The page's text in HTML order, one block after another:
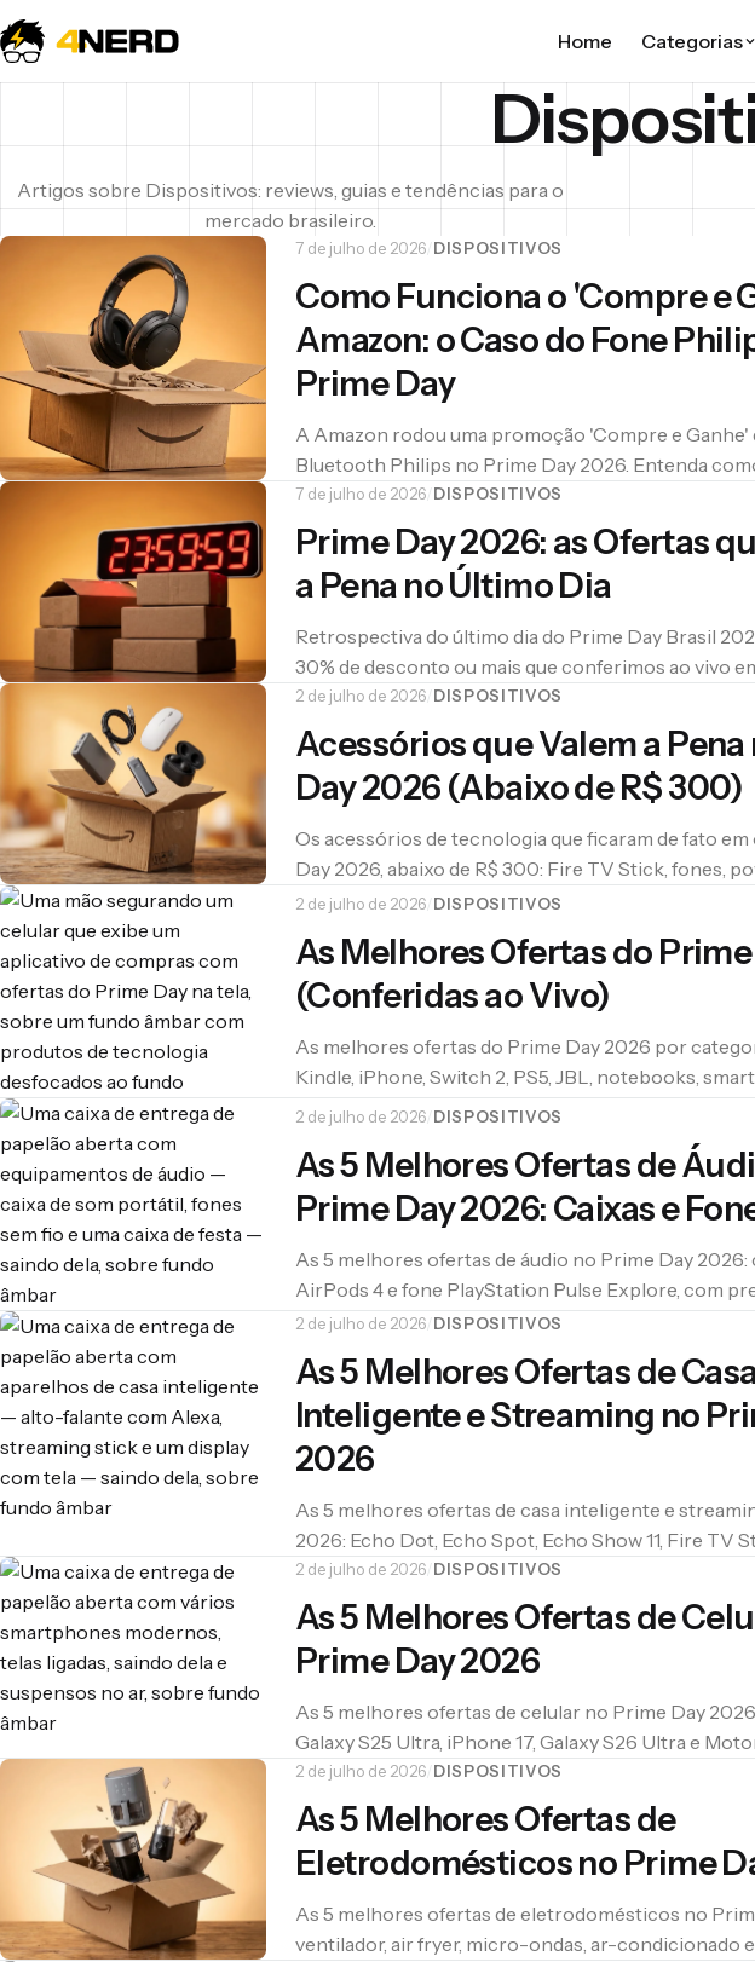
Home Categorias
Não sabe por onde começar?
Explore os reviews testados e os guias
de tecnologia mais lidos do 4nerd.
Explorar tudo →
CONTEÚDO
e
Testes
contras.
Artigos sobre Dispositivos: reviews, guias e tendências para o
mercado brasileiro.
7 de julho de 2026 DISPOSITIVOS
Como Funciona o 'Compre e
Amazon: o Caso do Fone
Prime Day
A Amazon rodou uma promoção 'Compre e Ganhe'
Bluetooth Philips no Prime Day 2026. Entenda
funciona para aproveitar da próxima vez que
7 de julho de 2026 DISPOSITIVOS
Prime Day 2026: as Ofertas
a Pena no Último Dia
Retrospectiva do último dia do Prime Day Brasil
30% de desconto ou mais que conferimos ao vivo
computadores, tablets e TVs.
2 de julho de 2026 DISPOSITIVOS
Acessórios que Valem a
Day 2026 (Abaixo de R$ 300)
Os acessórios de tecnologia que ficaram de fato
Day 2026, abaixo de R$ 300: Fire TV Stick, fones,
Echo Dot e mais.
2 de julho de 2026 DISPOSITIVOS
As Melhores Ofertas do
(Conferidas ao Vivo)
As melhores ofertas do Prime Day 2026 por
Kindle, iPhone, Switch 2, PS5, JBL, notebooks,
eletrodomésticos com preço real.
2 de julho de 2026 DISPOSITIVOS
As 5 Melhores Ofertas de
Prime Day 2026: Caixas e
As 5 melhores ofertas de áudio no Prime Day 2026:
AirPods 4 e fone PlayStation Pulse Explore, com
honesta.
2 de julho de 2026 DISPOSITIVOS
As 5 Melhores Ofertas de
Inteligente e Streaming no
2026
As 5 melhores ofertas de casa inteligente e
2026: Echo Dot, Echo Spot, Echo Show 11, Fire TV
preço real e análise.
2 de julho de 2026 DISPOSITIVOS
As 5 Melhores Ofertas de
Prime Day 2026
As 5 melhores ofertas de celular no Prime Day
Galaxy S25 Ultra, iPhone 17, Galaxy S26 Ultra e
preço real e análise.
2 de julho de 2026 DISPOSITIVOS
As 5 Melhores Ofertas de
Eletrodomésticos no Prime
As 5 melhores ofertas de eletrodomésticos no
ventilador, air fryer, micro-ondas, ar-condicionado e